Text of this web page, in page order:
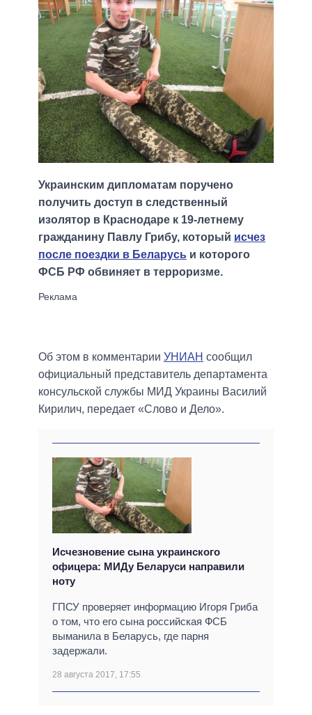
Украинским дипломатам поручено
получить доступ в следственный
изолятор в Краснодаре к 19-летнему
гражданину Павлу Грибу, который исчез
после поездки в Беларусь и которого
ФСБ РФ обвиняет в терроризме.
Об этом в комментарии УНИАН сообщил
официальный представитель департамента
консульской службы МИД Украины Василий
Кирилич, передает «Слово и Дело».
Исчезновение сына украинского
офицера: МИДу Беларуси направили
ноту
ГПСУ проверяет информацию Игоря Гриба
о том, что его сына российская ФСБ
выманила в Беларусь, где парня
задержали.
28 августа 2017, 17:55